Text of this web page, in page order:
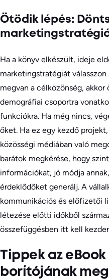
Ötödik lépés:
Ha a könyv elkészült, ideje
marketingstratégiát válasszon
megvan a célközönség, akkor
demográfiai csoportra
funkciókra. Ha még nincs,
őket. Ha ez egy kezdő
közösségi médiában való
barátok megkérése, hogy
információkat, jó módja
érdeklődőket generálj. A
kommunikációs és előfizetői
létezése előtti időkből
összefüggésben itt kell
Tippek az
borítójának